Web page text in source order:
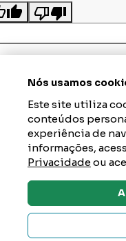
Nós usamos
Este site utiliza
conteúdos
experiência de
informações,
Privacidadeou